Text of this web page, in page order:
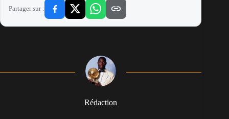
Partager sur :
Rédaction